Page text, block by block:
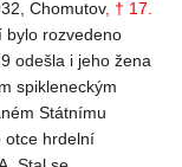
Chomutov, † 17.
bylo rozvedeno
odešla i jeho žena
spikleneckým
Státnímu
otce hrdelní